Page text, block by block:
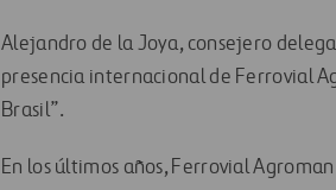
Alejandro de la Joya, consejero
presencia internacional de Ferrovial
Brasil”.
En los últimos años, Ferrovial